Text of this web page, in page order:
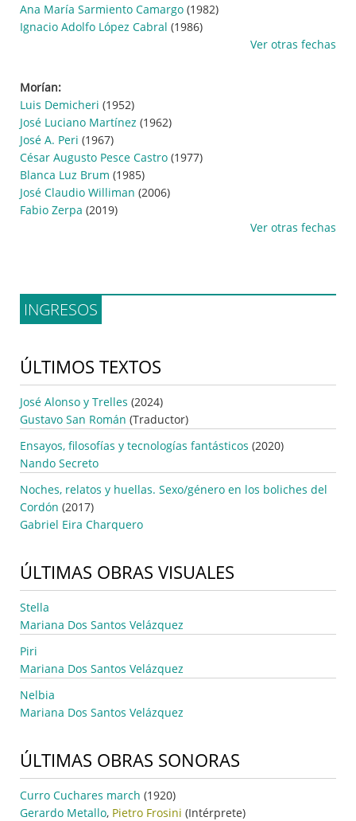
Ana María Sarmiento Camargo (1982)
Ignacio Adolfo López Cabral (1986)
Ver otras fechas
Morían:
Luis Demicheri (1952)
José Luciano Martínez (1962)
José A. Peri (1967)
César Augusto Pesce Castro (1977)
Blanca Luz Brum (1985)
José Claudio Williman (2006)
Fabio Zerpa (2019)
Ver otras fechas
INGRESOS
ÚLTIMOS TEXTOS
José Alonso y Trelles (2024)
Gustavo San Román (Traductor)
Ensayos, filosofías y tecnologías fantásticos (2020)
Nando Secreto
Noches, relatos y huellas. Sexo/género en los boliches del
Cordón (2017)
Gabriel Eira Charquero
ÚLTIMAS OBRAS VISUALES
Stella
Mariana Dos Santos Velázquez
Piri
Mariana Dos Santos Velázquez
Nelbia
Mariana Dos Santos Velázquez
ÚLTIMAS OBRAS SONORAS
Curro Cuchares march (1920)
Gerardo Metallo, Pietro Frosini (Intérprete)